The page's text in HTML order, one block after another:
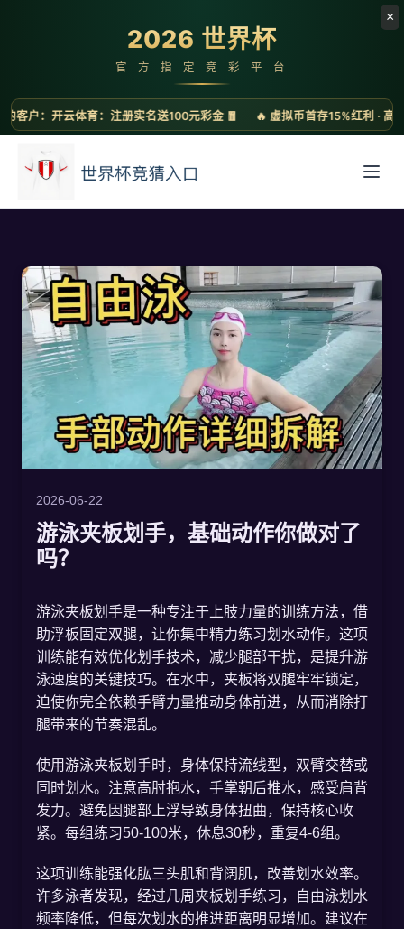
2026-06-22
游泳夹板划手，基础动作你做对了
吗？
游泳夹板划手是一种专注于上肢力量的训练方法，借
助浮板固定双腿，让你集中精力练习划水动作。这项
训练能有效优化划手技术，减少腿部干扰，是提升游
泳速度的关键技巧。在水中，夹板将双腿牢牢锁定，
迫使你完全依赖手臂力量推动身体前进，从而消除打
腿带来的节奏混乱。
使用游泳夹板划手时，身体保持流线型，双臂交替或
同时划水。注意高肘抱水，手掌朝后推水，感受肩背
发力。避免因腿部上浮导致身体扭曲，保持核心收
紧。每组练习50-100米，休息30秒，重复4-6组。
这项训练能强化肱三头肌和背阔肌，改善划水效率。
许多泳者发现，经过几周夹板划手练习，自由泳划水
频率降低，但每次划水的推进距离明显增加。建议在